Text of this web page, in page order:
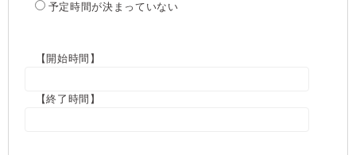
予定時間が決まっていない
【開始時間】
【終了時間】